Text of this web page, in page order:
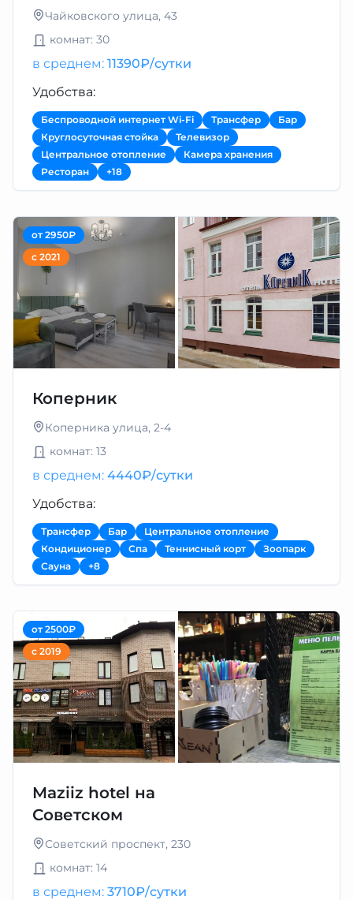
Чайковского улица, 43
комнат: 30
в среднем: 11390₽/сутки
Удобства:
Беспроводной интернет Wi-Fi Трансфер
Бар
Круглосуточная стойка
Телевизор
Центральное отопление
Камера хранения
Ресторан
+18
от 2950₽
с 2021
Коперник
Коперника улица, 2-4
комнат: 13
в среднем: 4440₽/сутки
Удобства:
Трансфер Бар
Центральное отопление
Кондиционер
Спа Теннисный корт
Зоопарк
Сауна
+8
от 2500₽
с 2019
Maziiz hotel на
Советском
Советский проспект, 230
комнат: 14
в среднем: 3710₽/сутки